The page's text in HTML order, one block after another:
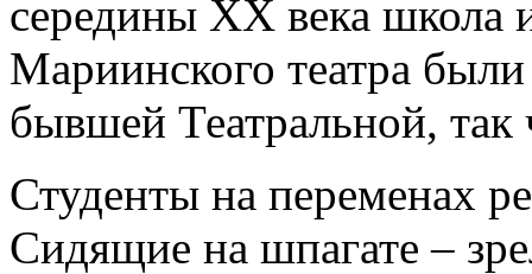
середины XX века школа
Мариинского театра
бывшей Театральной, так
Студенты на переменах
Сидящие на шпагате ‒